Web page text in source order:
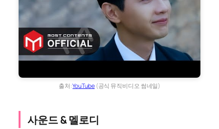
출처:YouTube(공식 뮤직비디오 썸네일)
사운드 & 멜로디